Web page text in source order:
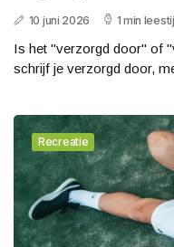
10 juni 2026 1 min
Is het "verzorgd door" of
schrijf je verzorgd door,
Recreatie